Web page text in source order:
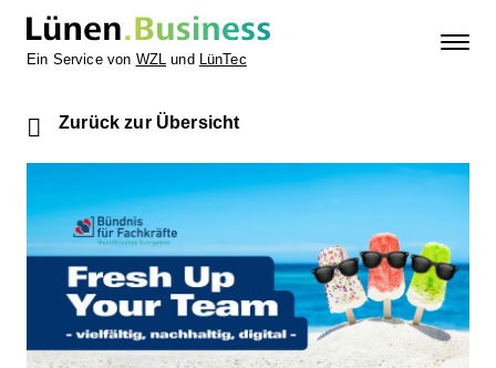
Ein Service von WZL und LünTec
Zurück zur Übersicht